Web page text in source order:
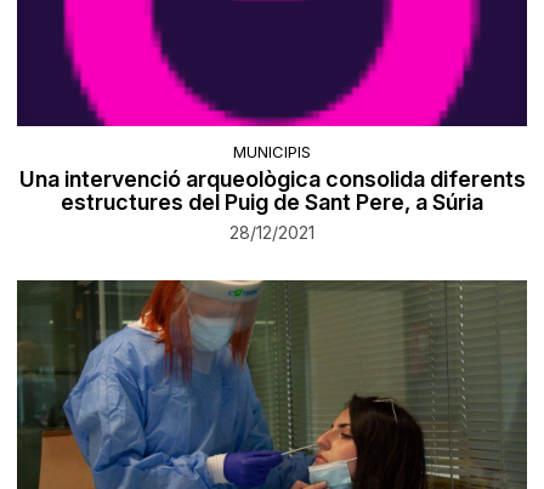
MUNICIPIS
Una intervenció arqueològica consolida diferents
estructures del Puig de Sant Pere, a Súria
28/12/2021